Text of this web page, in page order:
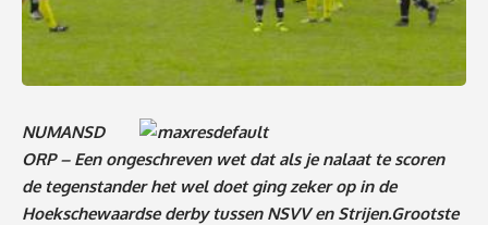
NUMANSD
ORP – Een ongeschreven wet dat als je nalaat te scoren
de tegenstander het wel doet ging zeker op in de
Hoekschewaardse derby tussen NSVV en Strijen.Grootste